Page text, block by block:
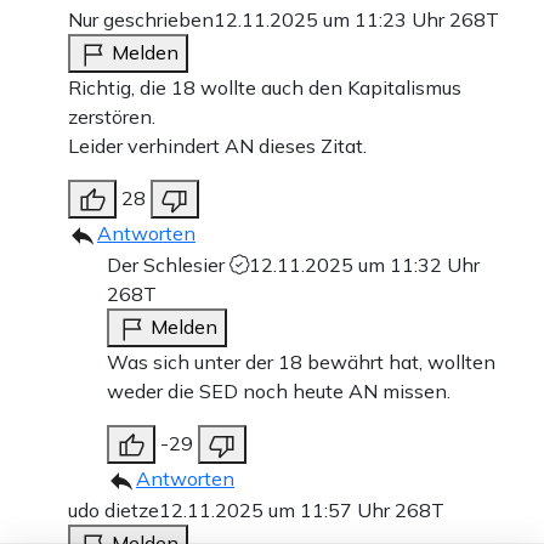
Nur geschrieben12.11.2025 um 11:23 Uhr 268T
Melden
Richtig, die 18 wollte auch den Kapitalismus
zerstören.
Leider verhindert AN dieses Zitat.
28
Antworten
Der Schlesier
12.11.2025 um 11:32 Uhr
268T
Melden
Was sich unter der 18 bewährt hat, wollten
weder die SED noch heute AN missen.
-29
Antworten
udo dietze12.11.2025 um 11:57 Uhr 268T